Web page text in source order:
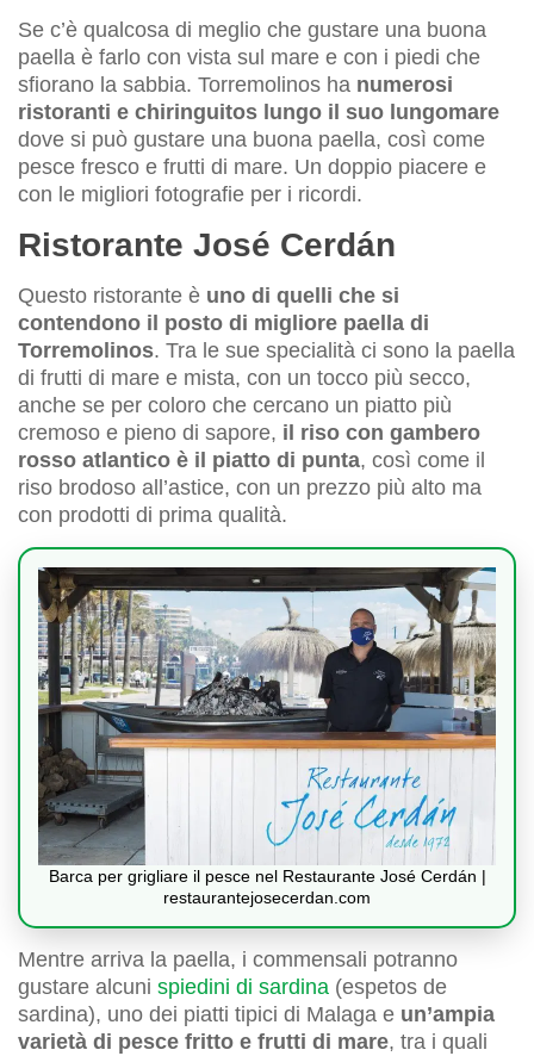
Se c’è qualcosa di meglio che gustare una buona
paella è farlo con vista sul mare e con i piedi che
sfiorano la sabbia. Torremolinos ha numerosi
ristoranti e chiringuitos lungo il suo lungomare
dove si può gustare una buona paella, così come
pesce fresco e frutti di mare. Un doppio piacere e
con le migliori fotografie per i ricordi.
Ristorante José Cerdán
Questo ristorante è uno di quelli che si
contendono il posto di migliore paella di
Torremolinos. Tra le sue specialità ci sono la paella
di frutti di mare e mista, con un tocco più secco,
anche se per coloro che cercano un piatto più
cremoso e pieno di sapore, il riso con gambero
rosso atlantico è il piatto di punta, così come il
riso brodoso all’astice, con un prezzo più alto ma
con prodotti di prima qualità.
Barca per grigliare il pesce nel Restaurante José Cerdán |
restaurantejosecerdan.com
Mentre arriva la paella, i commensali potranno
gustare alcuni spiedini di sardina (espetos de
sardina), uno dei piatti tipici di Malaga e un’ampia
varietà di pesce fritto e frutti di mare, tra i quali